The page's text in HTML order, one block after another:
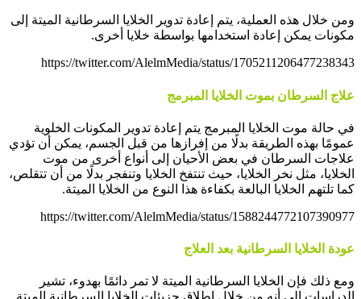
ومن خلال هذه العملية، يتم إعادة تدوير الخلايا السرطانية الميتة إلى
مكونات يمكن إعادة استخدامها بواسطة خلايا أخرى.
https://twitter.com/AlelmMedia/status/1705211206477238343
علاج السرطان بموت الخلايا المبرمج
في حالة موت الخلايا المبرمج يتم إعادة تدوير المكونات الخلوية
عمومًا بهذه الطريقة بدلًا من إفرازها من قبل الجسم، يمكن أن تؤدي
علاجات السرطان في بعض الأحيان إلى أنواع أخرى من موت
الخلايا، مثل نخر الخلايا، حيث تنتفخ الخلايا وتنفجر بدلًا من أن تتقلص،
كما تلتهم الخلايا البالعة بكفاءة هذا النوع من الخلايا الميتة.
https://twitter.com/AlelmMedia/status/1588244772107390977
عودة الخلايا السرطانية بعد العلاج
ومع ذلك فإن الخلايا السرطانية الميتة لا تمر دائمًا بهدوء، تشير